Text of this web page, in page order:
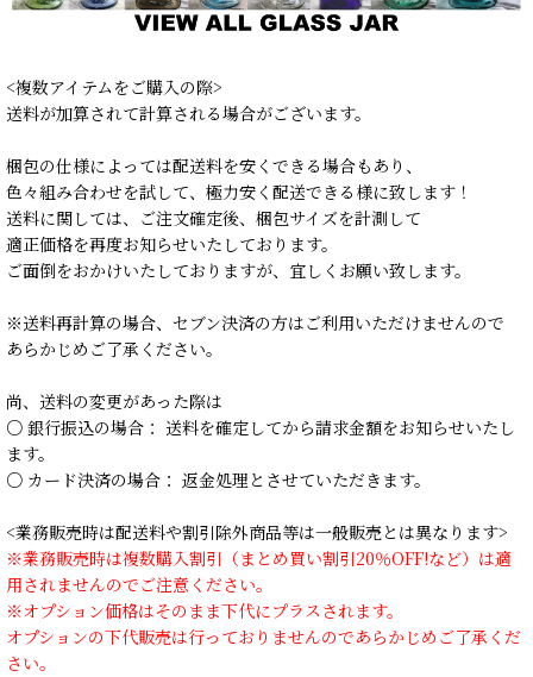
<複数アイテムをご購入の際>
送料が加算されて計算される場合がございます。
梱包の仕様によっては配送料を安くできる場合もあり、
色々組み合わせを試して、極力安く配送できる様に致します！
送料に関しては、ご注文確定後、梱包サイズを計測して
適正価格を再度お知らせいたしております。
ご面倒をおかけいたしておりますが、宜しくお願い致します。
※送料再計算の場合、セブン決済の方はご利用いただけませんので
あらかじめご了承ください。
尚、送料の変更があった際は
○ 銀行振込の場合： 送料を確定してから請求金額をお知らせいたし
ます。
○ カード決済の場合： 返金処理とさせていただきます。
<業務販売時は配送料や割引除外商品等は一般販売とは異なります>
※業務販売時は複数購入割引（まとめ買い割引20％OFF!など）は適
用されませんのでご注意ください。
※オプション価格はそのまま下代にプラスされます。
オプションの下代販売は行っておりませんのであらかじめご了承くだ
さい。